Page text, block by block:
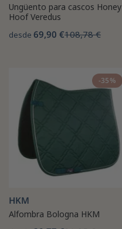
Ungüento para cascos Honey
Hoof Veredus
desde 69,90 €108,78 €
-35%
HKM
Alfombra Bologna HKM